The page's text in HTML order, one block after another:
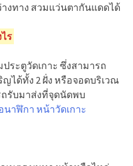
งทาง สวมแว่นตากันแดดได้
ร
ระตูวัดเกาะ ซึ่งสามารถ
ได้ทั้ง 2 ฝั่ง หรือจอดบริเวณ
ถรับมาส่งที่จุดนัดพบ
นาฬิกา หน้าวัดเกาะ